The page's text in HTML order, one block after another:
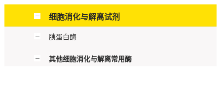
细胞消化与解离试剂
胰蛋白酶
其他细胞消化与解离常用酶